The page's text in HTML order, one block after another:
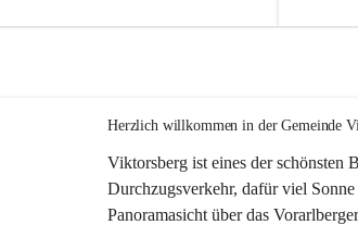
Herzlich willkommen in der Gemeinde
Viktorsberg ist eines der
Durchzugsverkehr, dafür viel
Panoramasicht über das